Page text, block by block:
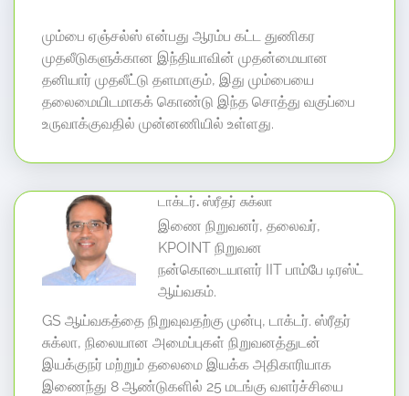
மும்பை ஏஞ்சல்ஸ் என்பது ஆரம்ப கட்ட துணிகர
முதலீடுகளுக்கான இந்தியாவின் முதன்மையான
தனியார் முதலீட்டு தளமாகும், இது மும்பையை
தலைமையிடமாகக் கொண்டு இந்த சொத்து வகுப்பை
உருவாக்குவதில் முன்னணியில் உள்ளது.
டாக்டர். ஸ்ரீதர் சுக்லா
இணை நிறுவனர், தலைவர்,
KPOINT நிறுவன
நன்கொடையாளர் IIT பாம்பே டிரஸ்ட்
ஆய்வகம்.
GS ஆய்வகத்தை நிறுவுவதற்கு முன்பு, டாக்டர். ஸ்ரீதர்
சுக்லா, நிலையான அமைப்புகள் நிறுவனத்துடன்
இயக்குநர் மற்றும் தலைமை இயக்க அதிகாரியாக
இணைந்து 8 ஆண்டுகளில் 25 மடங்கு வளர்ச்சியை